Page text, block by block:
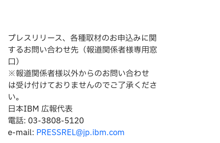
プレスリリース、各種取材のお申込みに関
するお問い合わせ先（報道関係者様専用窓
口）
※報道関係者様以外からのお問い合わせ
は受け付けておりませんのでご了承くださ
い。
日本IBM 広報代表
電話: 03-3808-5120
e-mail: PRESSREL@jp.ibm.com